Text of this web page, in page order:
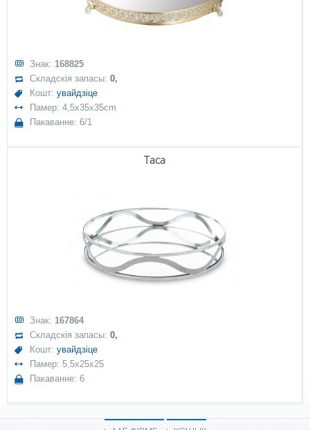
Знак: 168825
Складскія запасы:0,
Кошт:увайдзіце
Памер: 4,5x35x35cm
Пакаванне: 6/1
Taca
Знак: 167864
Складскія запасы:0,
Кошт:увайдзіце
Памер: 5,5x25x25
Пакаванне: 6